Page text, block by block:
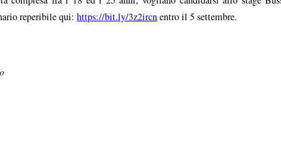
reperibile qui:https://bit.ly/3z2ircnentro il 5 settembre.